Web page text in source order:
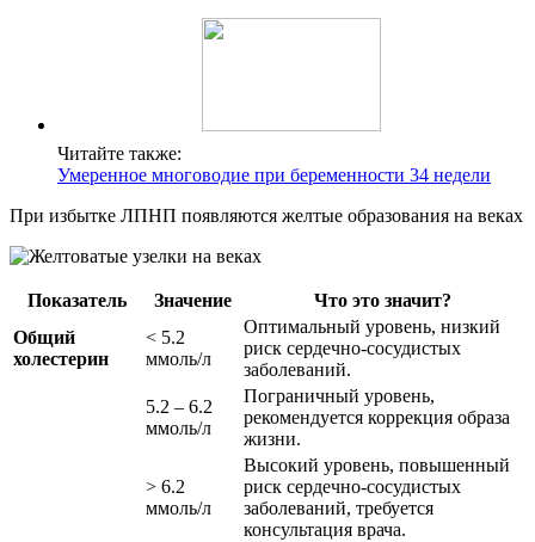
Читайте также:
Умеренное многоводие при беременности 34 недели
При избытке ЛПНП появляются желтые образования на веках
Показатель Значение
Что это значит?
Общий
холестерин
< 5.2
ммоль/л
Оптимальный уровень, низкий
риск сердечно-сосудистых
заболеваний.
5.2 – 6.2
ммоль/л
Пограничный уровень,
рекомендуется коррекция образа
жизни.
> 6.2
ммоль/л
Высокий уровень, повышенный
риск сердечно-сосудистых
заболеваний, требуется
консультация врача.